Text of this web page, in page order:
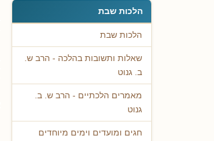
הלכות שבת
הלכות שבת
שאלות ותשובות בהלכה - הרב ש.
ב. גנוט
מאמרים הלכתיים - הרב ש. ב.
גנוט
חגים ומועדים וימים מיוחדים